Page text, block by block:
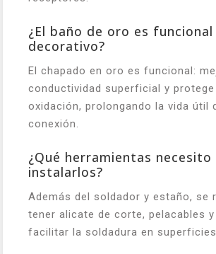
¿El baño de oro es
decorativo?
El chapado en oro es funcional:
conductividad superficial y
oxidación, prolongando la vida útil
conexión.
¿Qué herramientas necesito
instalarlos?
Además del soldador y estaño, se
tener alicate de corte, pelacables
facilitar la soldadura en